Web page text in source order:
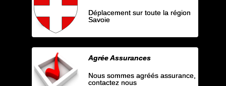
Déplacement sur toute la région
Savoie
Agrée Assurances
Nous sommes agréés assurance,
contactez nous